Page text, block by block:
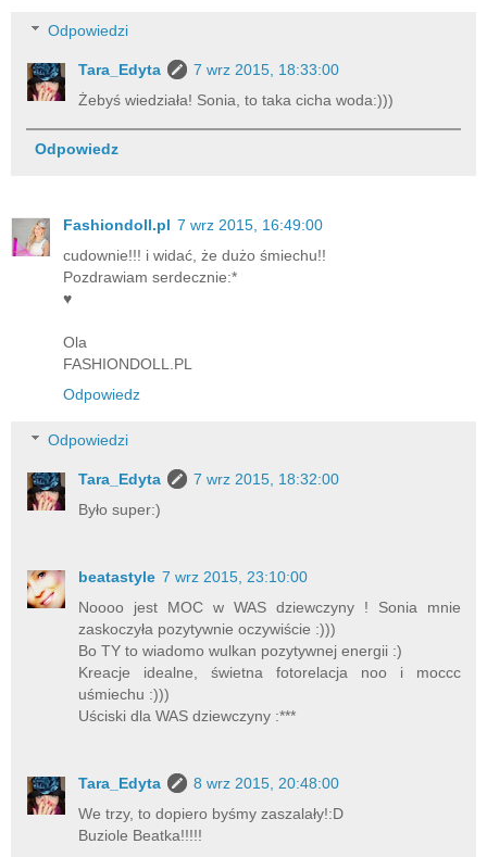
Odpowiedzi
Tara_Edyta
7 wrz 2015, 18:33:00
Żebyś wiedziała! Sonia, to taka cicha woda:)))
Odpowiedz
Fashiondoll.pl 7 wrz 2015, 16:49:00
cudownie!!! i widać, że dużo śmiechu!!
Pozdrawiam serdecznie:*
♥
Ola
FASHIONDOLL.PL
Odpowiedz
Odpowiedzi
Tara_Edyta
7 wrz 2015, 18:32:00
Było super:)
beatastyle 7 wrz 2015, 23:10:00
Noooo jest MOC w WAS dziewczyny ! Sonia mnie
zaskoczyła pozytywnie oczywiście :)))
Bo TY to wiadomo wulkan pozytywnej energii :)
Kreacje idealne, świetna fotorelacja noo i moccc
uśmiechu :)))
Uściski dla WAS dziewczyny :***
Tara_Edyta
8 wrz 2015, 20:48:00
We trzy, to dopiero byśmy zaszalały!:D
Buziole Beatka!!!!!